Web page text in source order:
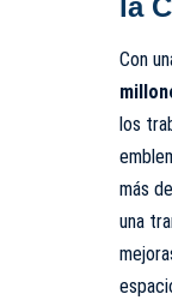
la
Con
los
más
una